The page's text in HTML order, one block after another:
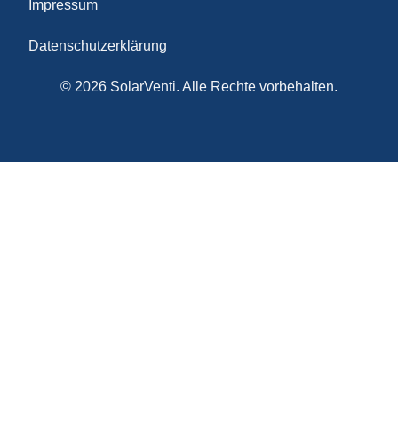
© 2026 SolarVenti. Alle Rechte vorbehalten.
Impressum
Datenschutzerklärung